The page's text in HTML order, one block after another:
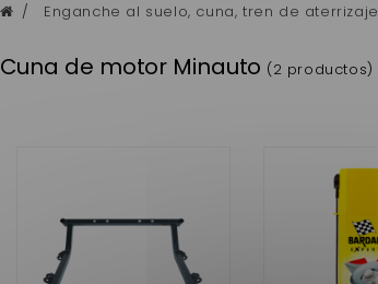
Enganche al suelo, cuna, tren de aterrizaje
Cuna de motor Minauto (2 productos)